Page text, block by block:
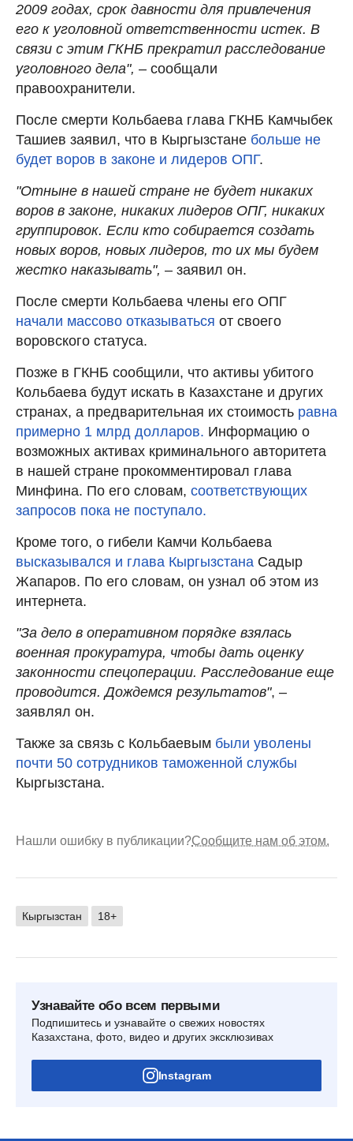
2009 годах, срок давности для привлечения
его к уголовной ответственности истек. В
связи с этим ГКНБ прекратил расследование
уголовного дела", – сообщали
правоохранители.
После смерти Кольбаева глава ГКНБ Камчыбек
Ташиев заявил, что в Кыргызстане больше не
будет воров в законе и лидеров ОПГ.
"Отныне в нашей стране не будет никаких
воров в законе, никаких лидеров ОПГ, никаких
группировок. Если кто собирается создать
новых воров, новых лидеров, то их мы будем
жестко наказывать", – заявил он.
После смерти Кольбаева члены его ОПГ
начали массово отказываться от своего
воровского статуса.
Позже в ГКНБ сообщили, что активы убитого
Кольбаева будут искать в Казахстане и других
странах, а предварительная их стоимость равна
примерно 1 млрд долларов. Информацию о
возможных активах криминального авторитета
в нашей стране прокомментировал глава
Минфина. По его словам, соответствующих
запросов пока не поступало.
Кроме того, о гибели Камчи Кольбаева
высказывался и глава Кыргызстана Садыр
Жапаров. По его словам, он узнал об этом из
интернета.
"За дело в оперативном порядке взялась
военная прокуратура, чтобы дать оценку
законности спецоперации. Расследование еще
проводится. Дождемся результатов", –
заявлял он.
Также за связь с Кольбаевым были уволены
почти 50 сотрудников таможенной службы
Кыргызстана.
Нашли ошибку в публикации?Сообщите нам об этом.
Кыргызстан 18+
Узнавайте обо всем первыми
Подпишитесь и узнавайте о свежих новостях
Казахстана, фото, видео и других эксклюзивах
Instagram